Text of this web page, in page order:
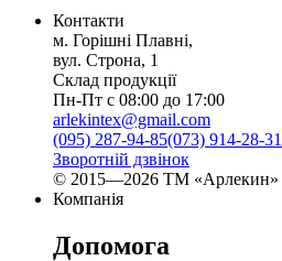
Контакти
м. Горішні Плавні,
вул. Строна, 1
Склад продукції
Пн-Пт с 08:00 до 17:00
arlekintex@gmail.com
(095) 287-94-85(073) 914-28-31
Зворотній дзвінок
© 2015—2026 ТМ «Арлекин»
Компанія
Допомога